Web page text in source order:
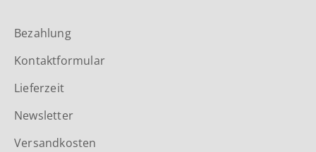
Bezahlung
Kontaktformular
Lieferzeit
Newsletter
Versandkosten